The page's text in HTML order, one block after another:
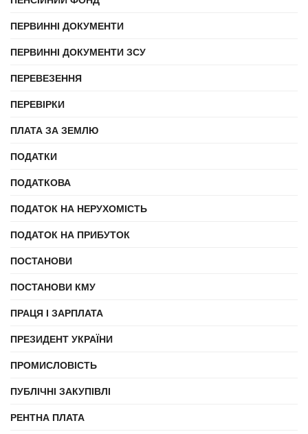
ПЕРВИННІ ДОКУМЕНТИ
ПЕРВИННІ ДОКУМЕНТИ ЗСУ
ПЕРЕВЕЗЕННЯ
ПЕРЕВІРКИ
ПЛАТА ЗА ЗЕМЛЮ
ПОДАТКИ
ПОДАТКОВА
ПОДАТОК НА НЕРУХОМІСТЬ
ПОДАТОК НА ПРИБУТОК
ПОСТАНОВИ
ПОСТАНОВИ КМУ
ПРАЦЯ І ЗАРПЛАТА
ПРЕЗИДЕНТ УКРАЇНИ
ПРОМИСЛОВІСТЬ
ПУБЛІЧНІ ЗАКУПІВЛІ
РЕНТНА ПЛАТА